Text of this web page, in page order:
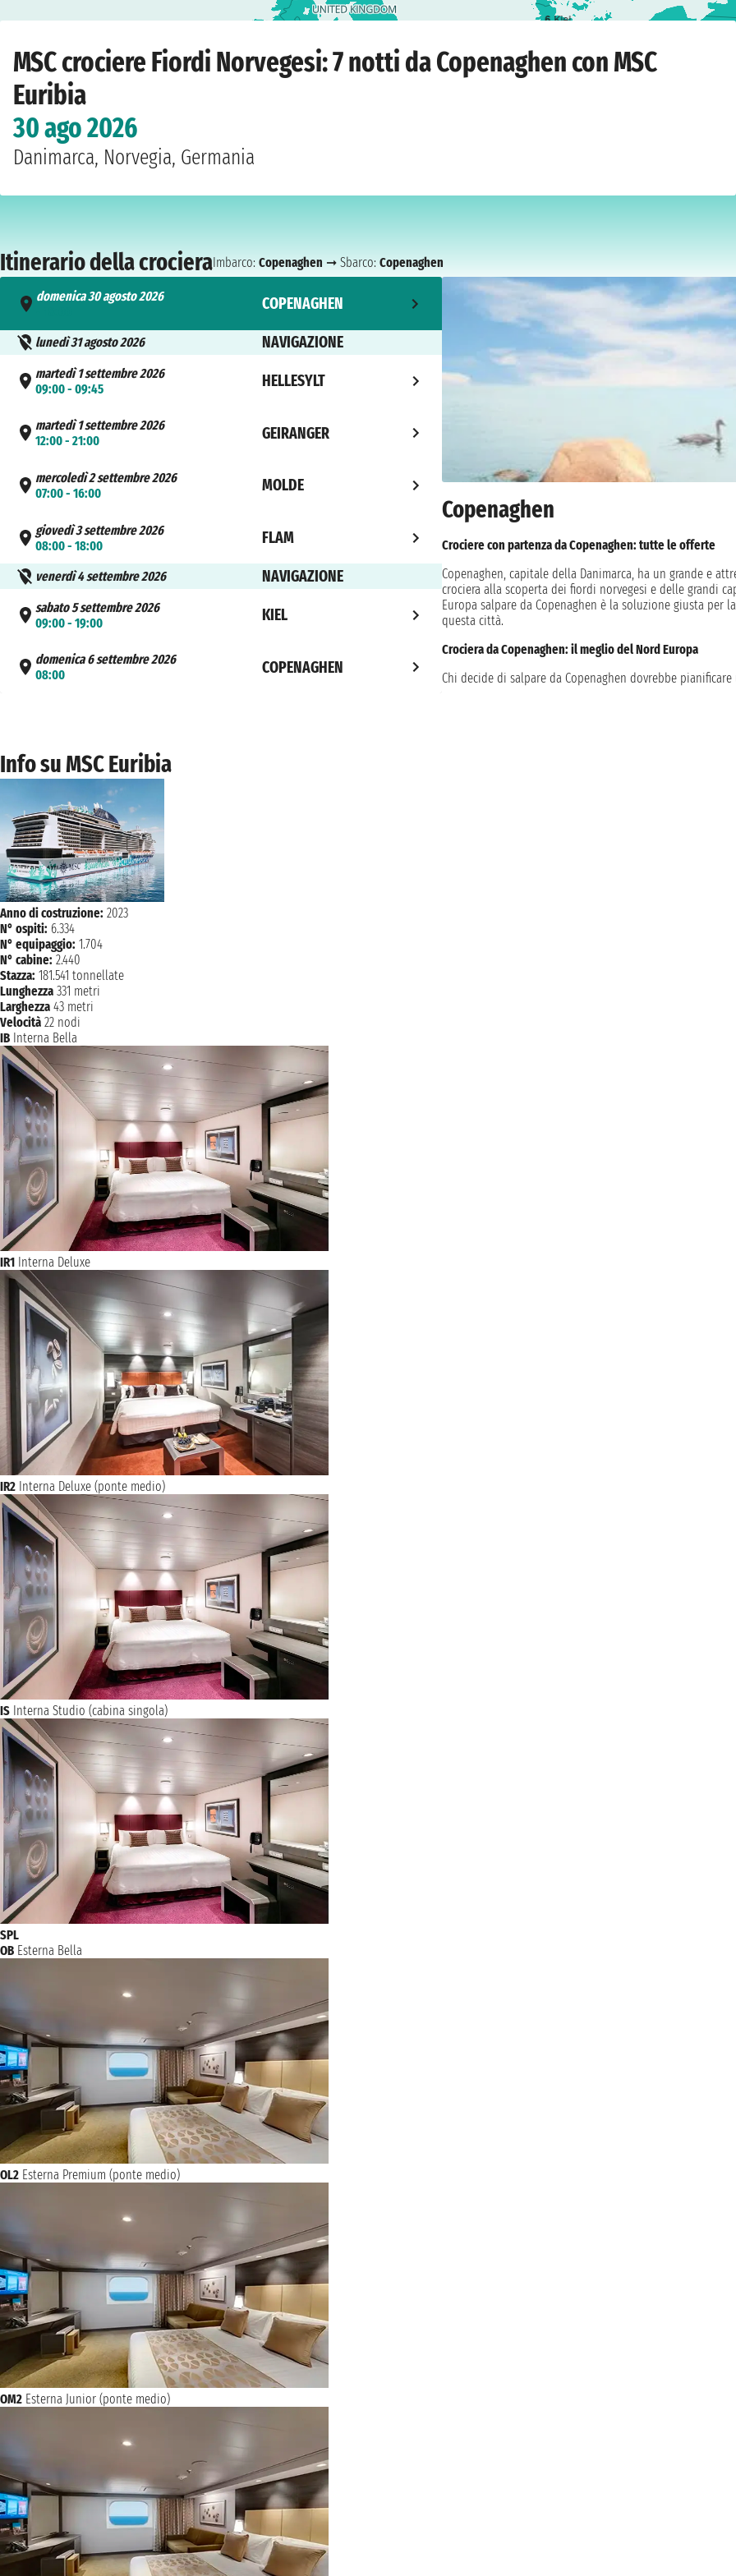
6 Kiel
MSC crociere Fiordi Norvegesi: 7 notti da Copenaghen con MSC
Euribia
30 ago 2026
Danimarca, Norvegia, Germania
Itinerario della crocieraImbarco: Copenaghen ➞ Sbarco: Copenaghen
domenica 30 agosto 2026
COPENAGHEN
lunedì 31 agosto 2026 NAVIGAZIONE
martedì 1 settembre 2026
09:00 - 09:45
HELLESYLT
martedì 1 settembre 2026
12:00 - 21:00
GEIRANGER
mercoledì 2 settembre 2026
07:00 - 16:00
MOLDE
giovedì 3 settembre 2026
08:00 - 18:00
FLAM
venerdì 4 settembre 2026 NAVIGAZIONE
sabato 5 settembre 2026
09:00 - 19:00
KIEL
domenica 6 settembre 2026
08:00
COPENAGHEN
Copenaghen
Crociere con partenza da Copenaghen: tutte le offerte
Copenaghen, capitale della Danimarca, ha un grande e
crociera alla scoperta dei fiordi norvegesi e delle grandi
Europa salpare da Copenaghen è la soluzione giusta per
questa città.
Crociera da Copenaghen: il meglio del Nord Europa
Chi decide di salpare da Copenaghen dovrebbe
Pietroburgo passando per Tallin e Stoccolma. Molte
notti davvero indimenticabile: salpare da Copenaghen è
Info su MSC Euribia
Anno di costruzione: 2023
N° ospiti: 6.334
N° equipaggio: 1.704
N° cabine: 2.440
Stazza: 181.541 tonnellate
Lunghezza 331 metri
Larghezza 43 metri
Velocità 22 nodi
IB Interna Bella
IR1 Interna Deluxe
IR2 Interna Deluxe (ponte medio)
IS Interna Studio (cabina singola)
SPL
OB Esterna Bella
OL2 Esterna Premium (ponte medio)
OM2 Esterna Junior (ponte medio)